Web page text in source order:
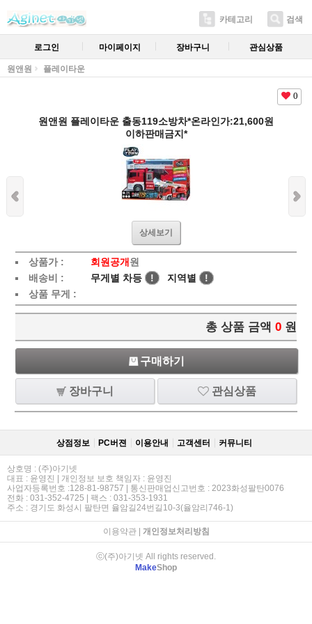
카테고리 검색
로그인 마이페이지 장바구니 관심상품
원앤원 플레이타운
0
원앤원 플레이타운 출동119소방차*온라인가:21,600원
이하판매금지*
상세보기
상품가 : 회원공개 원
배송비 :
무게별 차등 ! 지역별
!
상품 무게 :
총 상품 금액 0 원
구매하기
장바구니 관심상품
상점정보 PC버젼 이용안내 고객센터 커뮤니티
상호명 : (주)아기넷
대표 : 윤영진 | 개인정보 보호 책임자 : 윤영진
사업자등록번호 :128-81-98757 | 통신판매업신고번호 : 2023화성팔탄0076
전화 : 031-352-4725 | 팩스 : 031-353-1931
주소 : 경기도 화성시 팔탄면 율암길24번길10-3(율암리746-1)
이용약관| 개인정보처리방침
ⓒ(주)아기넷 All rights reserved.
MakeShop